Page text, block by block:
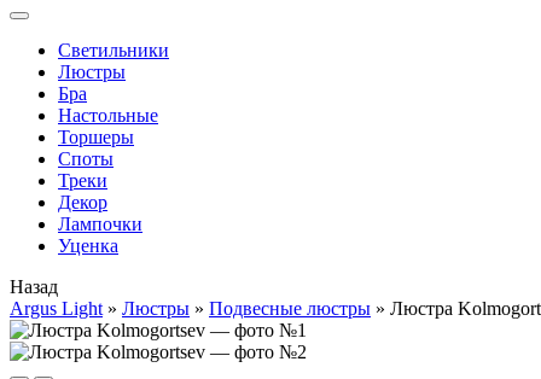
Cветильники
Люстры
Бра
Настольные
Торшеры
Споты
Треки
Декор
Лампочки
Уценка
Назад
Argus Light » Люстры » Подвесные люстры » Люстра